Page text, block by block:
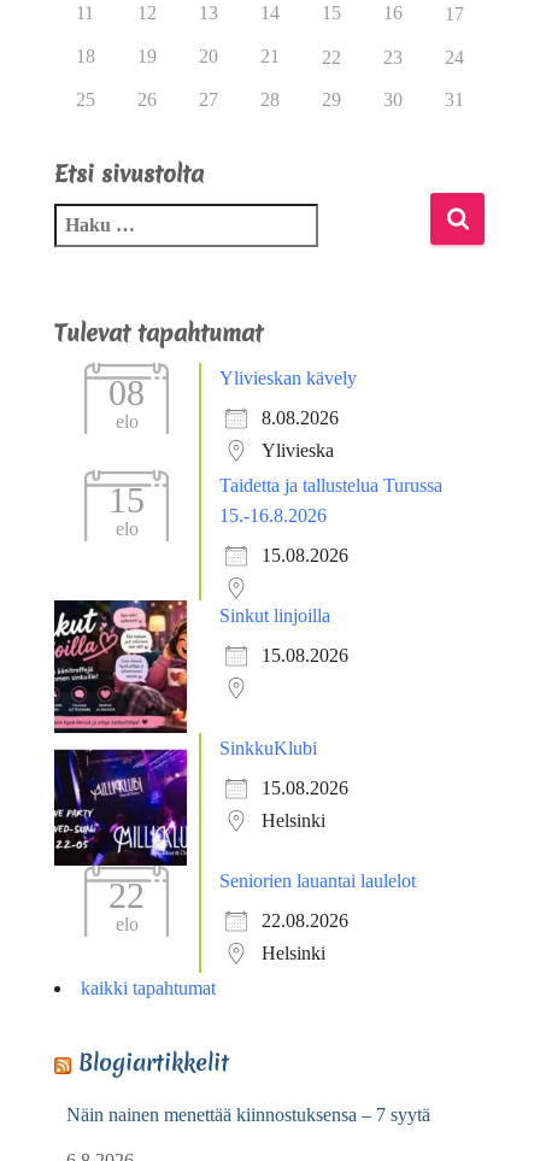
11 12 13 14 15 16 17
18 19 20 21 22 23 24
25 26 27 28 29 30 31
Etsi sivustolta
Tulevat tapahtumat
08
elo
Ylivieskan kävely
8.08.2026
Ylivieska
15
elo
Taidetta ja tallustelua Turussa
15.-16.8.2026
15.08.2026
Sinkut linjoilla
15.08.2026
SinkkuKlubi
15.08.2026
Helsinki
22
elo
Seniorien lauantai laulelot
22.08.2026
Helsinki
kaikki tapahtumat
Blogiartikkelit
Näin nainen menettää kiinnostuksensa – 7 syytä